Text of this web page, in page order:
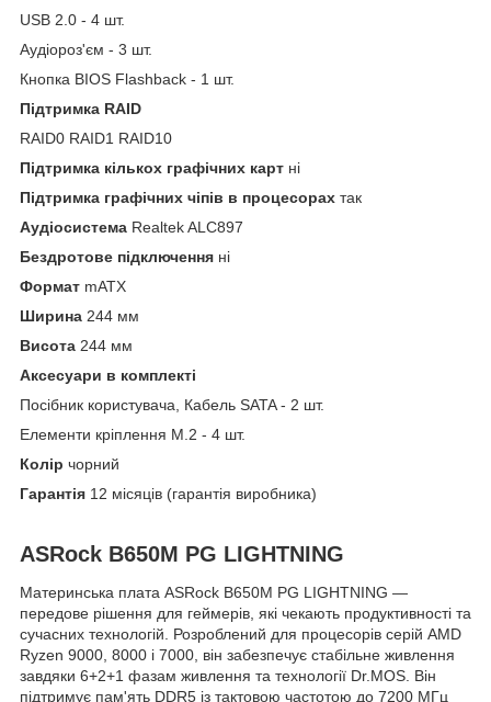
USB 2.0 - 4 шт.
Аудіороз'єм - 3 шт.
Кнопка BIOS Flashback - 1 шт.
Підтримка RAID
RAID0 RAID1 RAID10
Підтримка кількох графічних карт ні
Підтримка графічних чіпів в процесорах так
Аудіосистема Realtek ALC897
Бездротове підключення ні
Формат mATX
Ширина 244 мм
Висота 244 мм
Аксесуари в комплекті
Посібник користувача, Кабель SATA - 2 шт.
Елементи кріплення M.2 - 4 шт.
Колір чорний
Гарантія 12 місяців (гарантія виробника)
ASRock B650M PG LIGHTNING
Материнська плата ASRock B650M PG LIGHTNING —
передове рішення для геймерів, які чекають продуктивності та
сучасних технологій. Розроблений для процесорів серій AMD
Ryzen 9000, 8000 і 7000, він забезпечує стабільне живлення
завдяки 6+2+1 фазам живлення та технології Dr.MOS. Він
підтримує пам'ять DDR5 із тактовою частотою до 7200 МГц